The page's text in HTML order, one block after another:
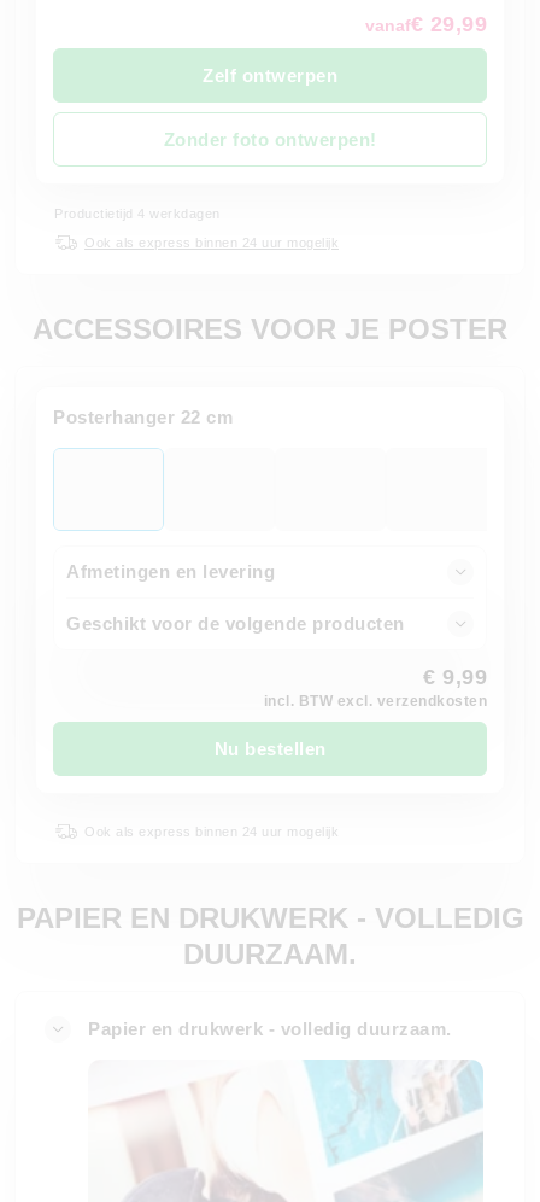
vanaf€ 29,99
Zelf ontwerpen
Zonder foto ontwerpen!
Productietijd 4 werkdagen
Ook als express binnen 24 uur mogelijk
ACCESSOIRES VOOR JE POSTER
Posterhanger 22 cm
Afmetingen en levering
Geschikt voor de volgende producten
€ 9,99
incl. BTW excl. verzendkosten
Nu bestellen
Ook als express binnen 24 uur mogelijk
PAPIER EN DRUKWERK - VOLLEDIG
DUURZAAM.
Papier en drukwerk - volledig duurzaam.